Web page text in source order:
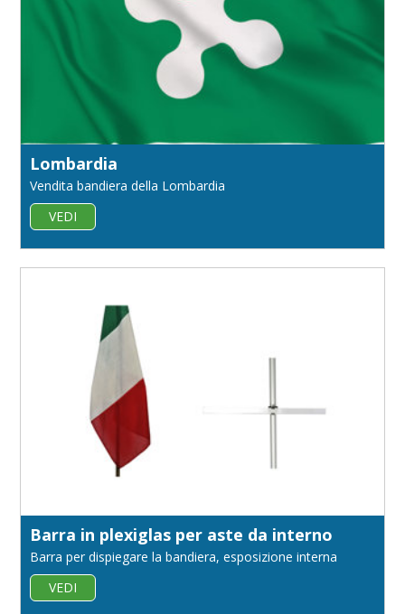
Lombardia
Vendita bandiera della Lombardia
VEDI
Barra in plexiglas per aste da interno
Barra per dispiegare la bandiera, esposizione interna
VEDI